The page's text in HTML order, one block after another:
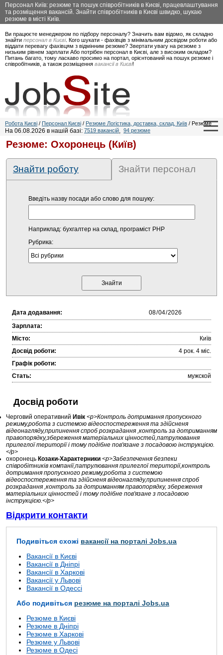
Персонал Київ: резюме та пошук співробітників в Києві, працевлаштування
та розміщення вакансій. Знайти співробітників в Києві швидко, шукаю
резюме в місті Київ.
Ви працюєте менеджером по підбору персоналу? Значить вам відомо, як складно
знайти персонал в Києві. Кого шукати - фахівців з мінімальним досвідом роботи або
віддати перевагу фахівцям з відмінним резюме? Звертати увагу на резюме з
низьким рівнем зарплати Або потрібен персонал в Києві, але з високим окладом?
Питань багато, тому ласкаво просимо на портал, орієнтований на пошук резюме і
співробітників, а також розміщення вакансії в Києві!
Робота Києві / Персонал Києві / Резюме Логістика, доставка, склад, Київ / Резюме
На 06.08.2026 в нашій базі: 7519 вакансій, 94 резюме
Резюме: Охоронець (Київ)
Знайти роботу Знайти персонал
Введіть назву посади або слово для пошуку:
Наприклад: бухгалтер на склад, програміст PHP
Рубрика:
Дата додавання:
Зарплата:
Місто:
Київ
Досвід роботи:
4 рок. 4 міc.
Графік роботи:
Стать:
мужской
Досвід роботи
Черговий оперативний Ивік <p>Контроль дотримання пропускного
режиму,робота з системою відеоспостереження та здійсненя
відеонагляду,припинення спроб розкрадання ,контроль за дотриманням
правопорядку,збереження матеріальних цінностей,патрулювання
прилеглої території і тому подібне пов'язане з посадовою інструкцією.
</p>
охоронець Козаки-Характерники <p>Забезпечення безпеки
співробітників компанії,патрулювання прилеглої території,контроль
дотримання пропускного режиму,робота з системою
відеоспостереження та здійсненя відеонагляду,припинення спроб
розкрадання ,контроль за дотриманням правопорядку, збереження
матеріальних цінностей і тому подібне пов'язане з посадовою
інструкцією.</p>
Відкрити контакти
Подивіться схожі вакансії на порталі Jobs.ua
Вакансії в Києві
Вакансії в Дніпрі
Вакансії в Харкові
Вакансії у Львові
Вакансії в Одессі
Або подивіться резюме на порталі Jobs.ua
Резюме в Києві
Резюме в Дніпрі
Резюме в Харкові
Резюме у Львові
Резюме в Одесі